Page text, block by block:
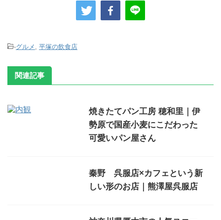
-グルメ , 平塚の飲食店
関連記事
焼きたてパン工房 穂和里｜伊
勢原で国産小麦にこだわった
可愛いパン屋さん
秦野 呉服店×カフェという新
しい形のお店｜熊澤屋呉服店